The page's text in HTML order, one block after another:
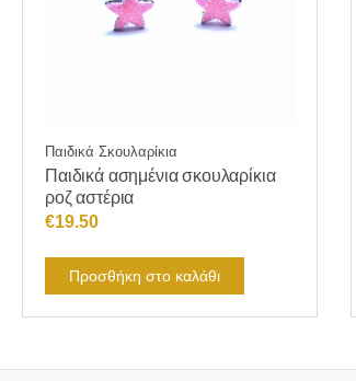
Παιδικά Σκουλαρίκια
Παιδικά ασημένια σκουλαρίκια
ροζ αστέρια
€19.50
Προσθήκη στο καλάθι